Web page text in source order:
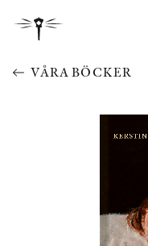
VÅRA BÖCKER